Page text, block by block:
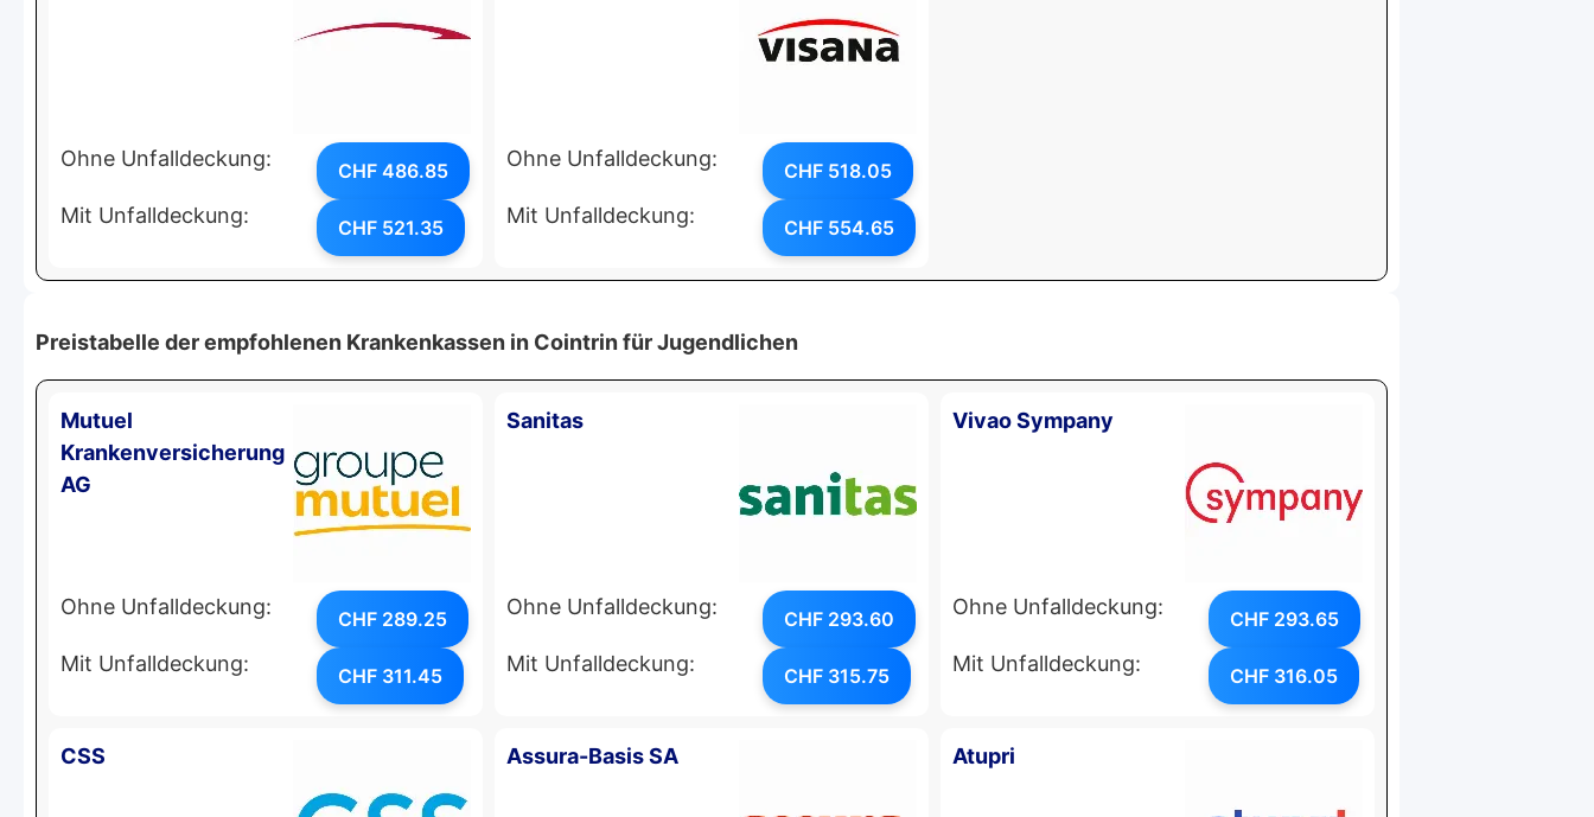
Ohne Unfalldeckung: CHF 486.85
Mit Unfalldeckung: CHF 521.35
Ohne Unfalldeckung: CHF 518.05
Mit Unfalldeckung: CHF 554.65
Preistabelle der empfohlenen Krankenkassen in Cointrin für Jugendlichen
Mutuel
Krankenversicherung
AG
Ohne Unfalldeckung: CHF 289.25
Mit Unfalldeckung: CHF 311.45
Sanitas
Ohne Unfalldeckung: CHF 293.60
Mit Unfalldeckung: CHF 315.75
Vivao Sympany
Ohne Unfalldeckung: CHF 293.65
Mit Unfalldeckung: CHF 316.05
CSS Assura-Basis SA Atupri